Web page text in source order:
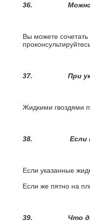
36.
Вы можете
37. При
Жидкими гвоздями
38. Если
Если указанные
Если же пятно на
39. Что